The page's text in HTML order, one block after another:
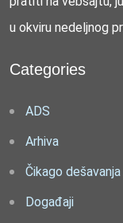
u okviru nedeljnog
Categories
ADS
Arhiva
Čikago dešavanja
Događaji